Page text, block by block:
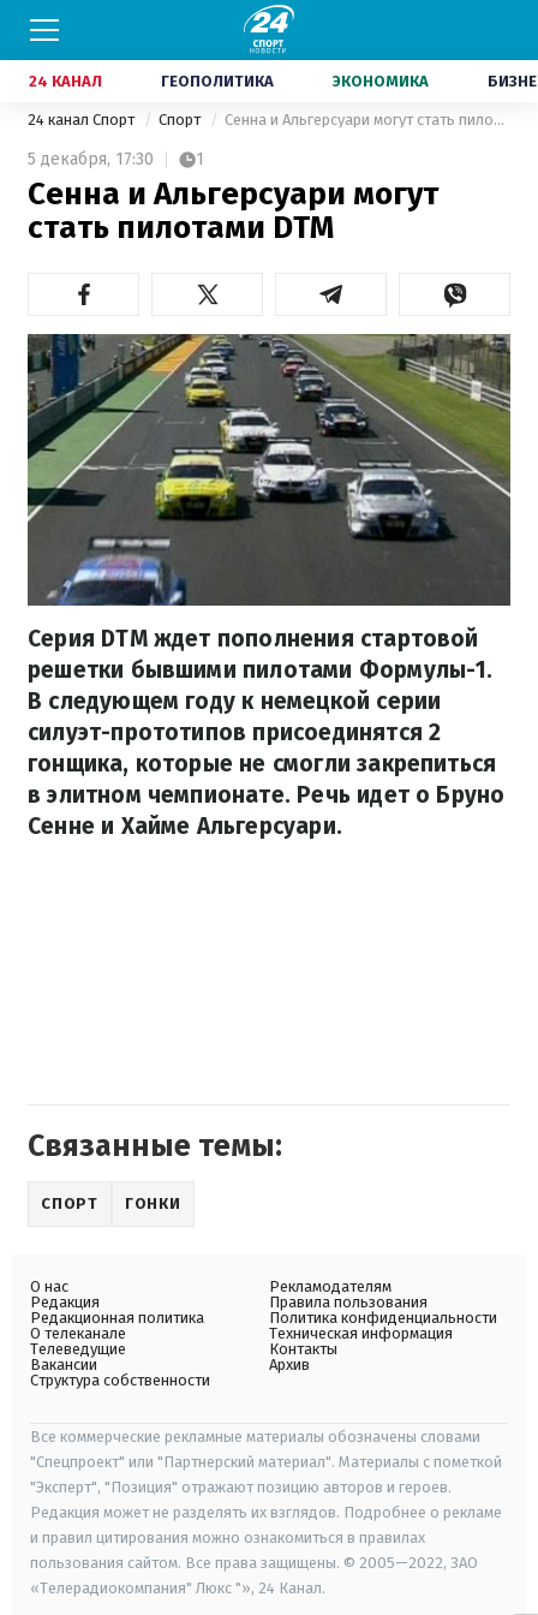
24 КАНАЛ ГЕОПОЛИТИКА ЭКОНОМИКА
24 канал Спорт Спорт Сенна и Альгерсуари могут стать пилотами DTM
5 декабря, 17:30 1
Сенна и Альгерсуари могут
стать пилотами DTM
Серия DTM ждет пополнения стартовой
решетки бывшими пилотами Формулы-1.
В следующем году к немецкой серии
силуэт-прототипов присоединятся 2
гонщика, которые не смогли закрепиться
в элитном чемпионате. Речь идет о Бруно
Сенне и Хайме Альгерсуари.
Связанные темы:
СПОРТ ГОНКИ
О нас
Редакция
Редакционная политика
О телеканале
Телеведущие
Вакансии
Структура собственности
Рекламодателям
Правила пользования
Политика конфиденциальности
Техническая информация
Контакты
Архив
Все коммерческие рекламные материалы обозначены словами
"Спецпроект" или "Партнерский материал". Материалы с пометкой
"Эксперт", "Позиция" отражают позицию авторов и героев.
Редакция может не разделять их взглядов. Подробнее о рекламе
и правил цитирования можно ознакомиться в правилах
пользования сайтом. Все права защищены. © 2005—2022, ЗАО
«Телерадиокомпания" Люкс "», 24 Канал.